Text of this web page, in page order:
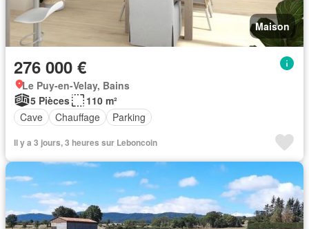
Maison
276 000 €
Le Puy-en-Velay, Bains
5 Pièces
110 m²
Cave
Chauffage Parking
Il y a 3 jours, 3 heures sur Leboncoin